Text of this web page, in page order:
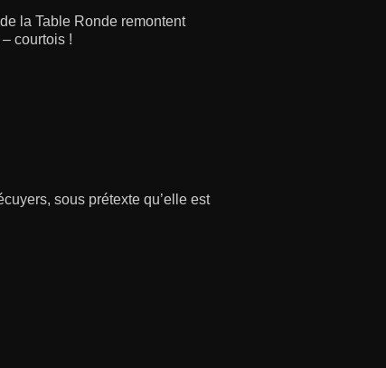
la Table Ronde remontent
courtois !
sous prétexte qu’elle est